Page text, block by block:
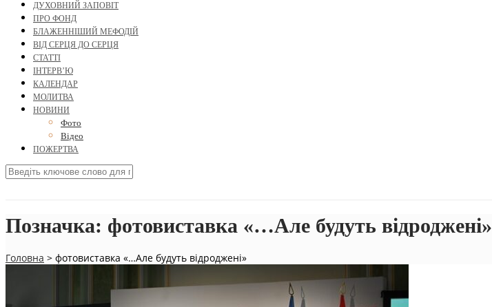
ДУХОВНИЙ ЗАПОВІТ
ПРО ФОНД
БЛАЖЕННІШИЙ МЕФОДІЙ
ВІД СЕРЦЯ ДО СЕРЦЯ
СТАТТІ
ІНТЕРВ’Ю
КАЛЕНДАР
МОЛИТВА
НОВИНИ
Фото
Відео
ПОЖЕРТВА
Позначка: фотовиставка «…Але будуть відроджені»
Головна > фотовиставка «…Але будуть відроджені»